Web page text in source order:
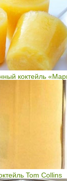
коктейль
Tom Collins